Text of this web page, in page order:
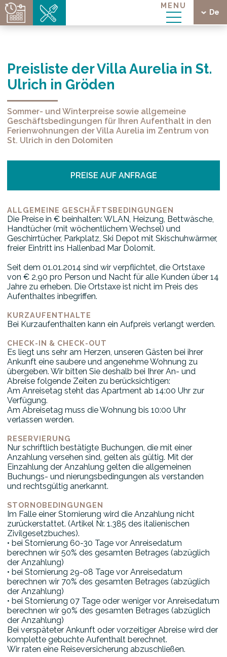
De
MENU
Preisliste der Villa Aurelia in St.
Ulrich in Gröden
Sommer- und Winterpreise sowie allgemeine
Geschäftsbedingungen für Ihren Aufenthalt in den
Ferienwohnungen der Villa Aurelia im Zentrum von
St. Ulrich in den Dolomiten
PREISE AUF ANFRAGE
ALLGEMEINE GESCHÄFTSBEDINGUNGEN
Die Preise in € beinhalten: WLAN, Heizung, Bettwäsche,
Handtücher (mit wöchentlichem Wechsel) und
Geschirrtücher, Parkplatz, Ski Depot mit Skischuhwärmer,
freier Eintritt ins Hallenbad Mar Dolomit.
Seit dem 01.01.2014 sind wir verpflichtet, die Ortstaxe
von € 2,90 pro Person und Nacht für alle Kunden über 14
Jahre zu erheben. Die Ortstaxe ist nicht im Preis des
Aufenthaltes inbegriffen.
KURZAUFENTHALTE
Bei Kurzaufenthalten kann ein Aufpreis verlangt werden.
CHECK-IN & CHECK-OUT
Es liegt uns sehr am Herzen, unseren Gästen bei ihrer
Ankunft eine saubere und angenehme Wohnung zu
übergeben. Wir bitten Sie deshalb bei Ihrer An- und
Abreise folgende Zeiten zu berücksichtigen:
Am Anreisetag steht das Apartment ab 14:00 Uhr zur
Verfügung.
Am Abreisetag muss die Wohnung bis 10:00 Uhr
verlassen werden.
RESERVIERUNG
Nur schriftlich bestätigte Buchungen, die mit einer
Anzahlung versehen sind, gelten als gültig. Mit der
Einzahlung der Anzahlung gelten die allgemeinen
Buchungs- und nierungsbedingungen als verstanden
und rechtsgültig anerkannt.
STORNOBEDINGUNGEN
Im Falle einer Stornierung wird die Anzahlung nicht
zurückerstattet. (Artikel Nr. 1.385 des italienischen
Zivilgesetzbuches).
• bei Stornierung 60-30 Tage vor Anreisedatum
berechnen wir 50% des gesamten Betrages (abzüglich
der Anzahlung)
• bei Stornierung 29-08 Tage vor Anreisedatum
berechnen wir 70% des gesamten Betrages (abzüglich
der Anzahlung)
• bei Stornierung 07 Tage oder weniger vor Anreisedatum
berechnen wir 90% des gesamten Betrages (abzüglich
der Anzahlung)
Bei verspäteter Ankunft oder vorzeitiger Abreise wird der
komplette gebuchte Aufenthalt berechnet.
Wir raten eine Reiseversicherung abzuschließen.